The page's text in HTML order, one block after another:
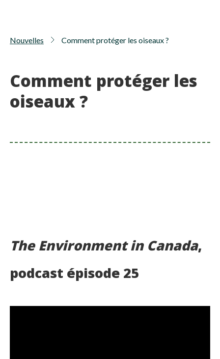
Nouvelles Comment protéger les oiseaux ?
Comment protéger les
oiseaux ?
The Environment in Canada,
podcast épisode 25